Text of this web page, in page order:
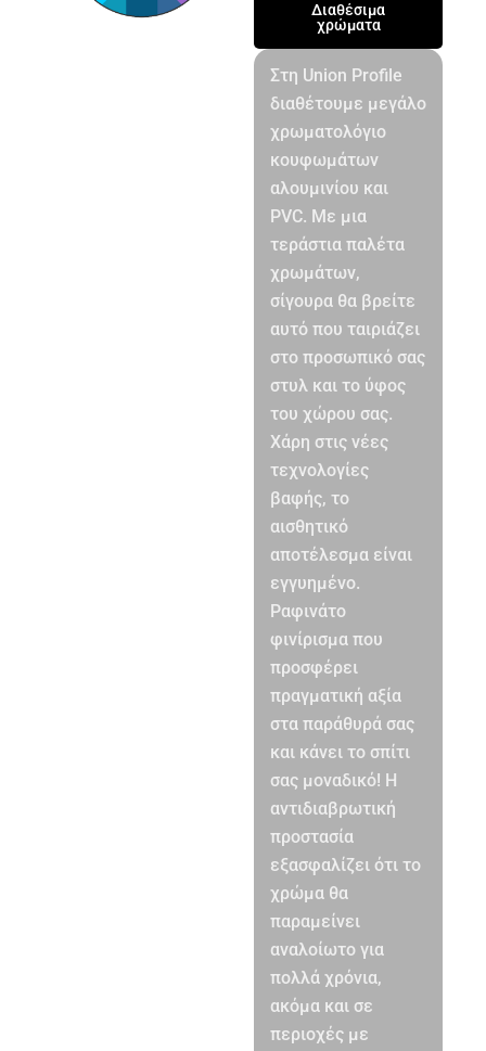
Διαθέσιμα
χρώματα
Στη Union Profile
διαθέτουμε μεγάλο
χρωματολόγιο
κουφωμάτων
αλουμινίου και
PVC. Με μια
τεράστια παλέτα
χρωμάτων,
σίγουρα θα βρείτε
αυτό που ταιριάζει
στο προσωπικό σας
στυλ και το ύφος
του χώρου σας.
Χάρη στις νέες
τεχνολογίες
βαφής, το
αισθητικό
αποτέλεσμα είναι
εγγυημένο.
Ραφινάτο
φινίρισμα που
προσφέρει
πραγματική αξία
στα παράθυρά σας
και κάνει το σπίτι
σας μοναδικό! Η
αντιδιαβρωτική
προστασία
εξασφαλίζει ότι το
χρώμα θα
παραμείνει
αναλοίωτο για
πολλά χρόνια,
ακόμα και σε
περιοχές με